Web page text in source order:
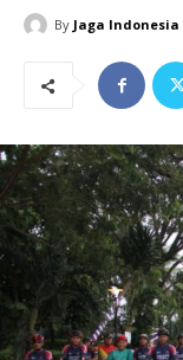
By Jaga Indonesia